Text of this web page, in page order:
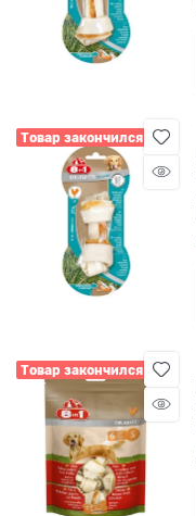
Товар закончился
Товар закончился